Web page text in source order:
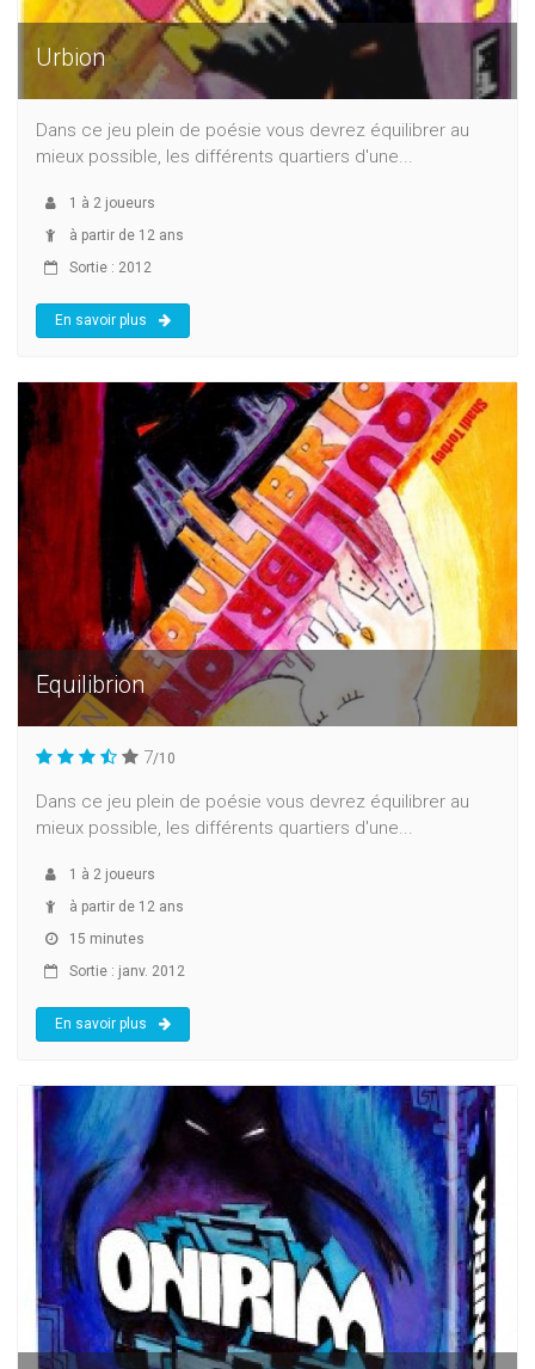
Urbion
Dans ce jeu plein de poésie vous devrez équilibrer au
mieux possible, les différents quartiers d'une...
1 à 2 joueurs
à partir de 12 ans
Sortie : 2012
En savoir plus
Equilibrion
7/10
Dans ce jeu plein de poésie vous devrez équilibrer au
mieux possible, les différents quartiers d'une...
1 à 2 joueurs
à partir de 12 ans
15 minutes
Sortie : janv. 2012
En savoir plus